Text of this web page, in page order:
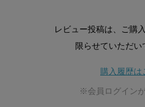
レビュー投稿は、ご購
限らせていただい
購入履歴は
※会員ログインが